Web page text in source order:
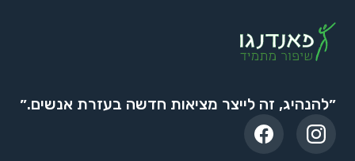
״להנהיג, זה לייצר מציאות חדשה בעזרת אנשים.״